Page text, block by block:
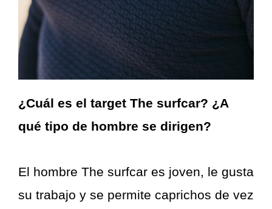
¿Cuál es el target The surfcar? ¿A
qué tipo de hombre se dirigen?
El hombre The surfcar es joven, le gusta
su trabajo y se permite caprichos de vez